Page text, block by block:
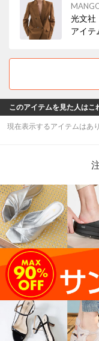
光文社
アイテ
このアイテムを見た人はこ
現在表示するアイテムはあ